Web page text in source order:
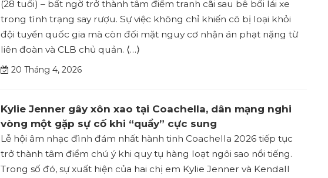
(28 tuổi) – bất ngờ trở thành tâm điểm tranh cãi sau bê bối lái xe
trong tình trạng say rượu. Sự việc không chỉ khiến cô bị loại khỏi
đội tuyển quốc gia mà còn đối mặt nguy cơ nhận án phạt nặng từ
liên đoàn và CLB chủ quản. ⟨…⟩
20 Tháng 4, 2026
Kylie Jenner gây xôn xao tại Coachella, dân mạng nghi
vòng một gặp sự cố khi “quẩy” cực sung
Lễ hội âm nhạc đình đám nhất hành tinh Coachella 2026 tiếp tục
trở thành tâm điểm chú ý khi quy tụ hàng loạt ngôi sao nổi tiếng.
Trong số đó, sự xuất hiện của hai chị em Kylie Jenner và Kendall